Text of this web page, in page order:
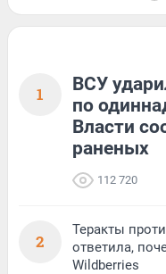
1
ВСУ
по
Власти
раненых
112 720
2
Теракты
ответила,
Wildberries